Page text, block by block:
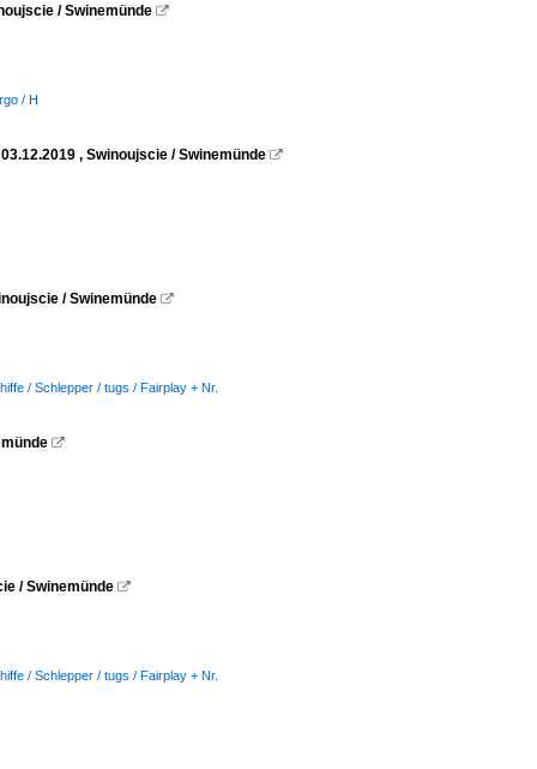
/ Swinemünde 
/ H
, Swinoujscie / Swinemünde 
/ Swinemünde 
/ Schlepper / tugs / Fairplay + Nr.

/ Swinemünde 
/ Schlepper / tugs / Fairplay + Nr.